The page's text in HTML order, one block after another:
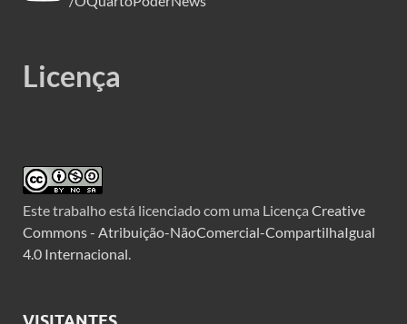
Licença
Este trabalho está licenciado com uma Licença Creative
Commons - Atribuição-NãoComercial-CompartilhaIgual
4.0 Internacional